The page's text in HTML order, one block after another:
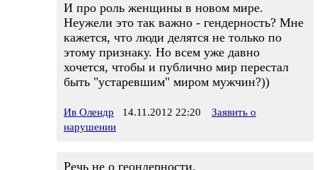
И про роль женщины в новом мире.
Неужели это так важно - гендерность? Мне
кажется, что люди делятся не только по
этому признаку. Но всем уже давно
хочется, чтобы и публично мир перестал
быть "устаревшим" миром мужчин?))
Ив Олендр 14.11.2012 22:20
Заявить о
нарушении
Речь не о геондерности.